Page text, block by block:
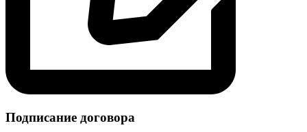
Подписание договора